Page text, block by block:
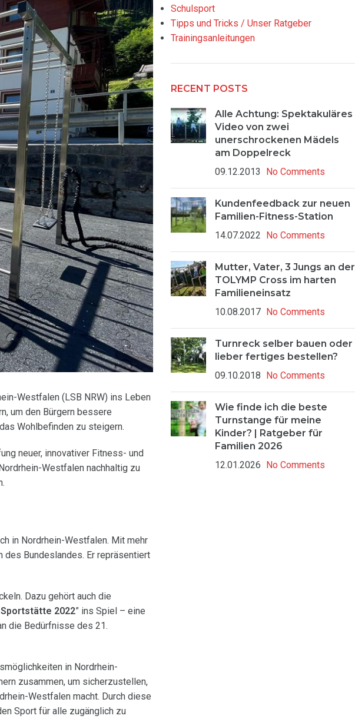
Westfalen (LSB NRW) ins Leben
um den Bürgern bessere
Wohlbefinden zu steigern.
neuer, innovativer Fitness- und
Westfalen nachhaltig zu
in Nordrhein-Westfalen. Mit mehr
Bundeslandes. Er repräsentiert
Dazu gehört auch die
2022” ins Spiel – eine
die Bedürfnisse des 21.
in Nordrhein-
zusammen, um sicherzustellen,
Westfalen macht. Durch diese
Sport für alle zugänglich zu
Schulsport
Tipps und Tricks / Unser Ratgeber
Trainingsanleitungen
RECENT POSTS
Alle Achtung: Spektakuläres
Video von zwei
unerschrockenen Mädels
am Doppelreck
09.12.2013
No Comments
Kundenfeedback zur neuen
Familien-Fitness-Station
14.07.2022 No Comments
Mutter, Vater, 3 Jungs an der
TOLYMP Cross im harten
Familieneinsatz
10.08.2017 No Comments
Turnreck selber bauen oder
lieber fertiges bestellen?
09.10.2018 No Comments
Wie finde ich die beste
Turnstange für meine
Kinder? | Ratgeber für
Familien 2026
12.01.2026 No Comments